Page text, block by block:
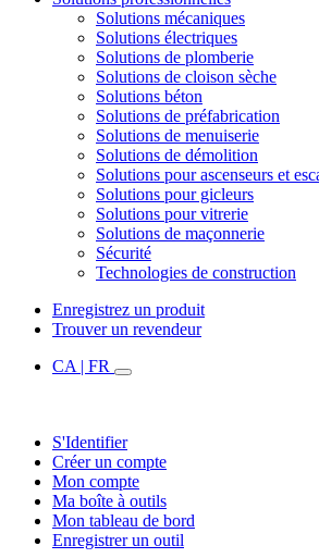
Solutions mécaniques
Solutions électriques
Solutions de plomberie
Solutions de cloison sèche
Solutions béton
Solutions de préfabrication
Solutions de menuiserie
Solutions de démolition
Solutions pour ascenseurs et
Solutions pour gicleurs
Solutions pour vitrerie
Solutions de maçonnerie
Sécurité
Technologies de construction
Enregistrez un produit
Trouver un revendeur
CA | FR
S'Identifier
Créer un compte
Mon compte
Ma boîte à outils
Mon tableau de bord
Enregistrer un outil